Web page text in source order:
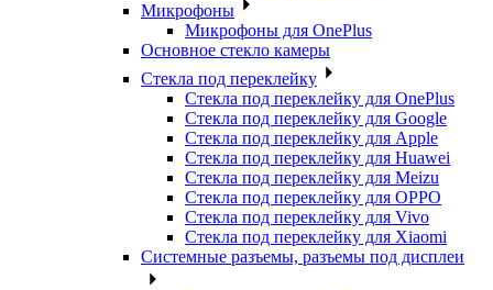
Микрофоны
Микрофоны для OnePlus
Основное стекло камеры
Стекла под переклейку
Стекла под переклейку для OnePlus
Стекла под переклейку для Google
Стекла под переклейку для Apple
Стекла под переклейку для Huawei
Стекла под переклейку для Meizu
Стекла под переклейку для OPPO
Стекла под переклейку для Vivo
Стекла под переклейку для Xiaomi
Системные разъемы, разъемы под дисплеи